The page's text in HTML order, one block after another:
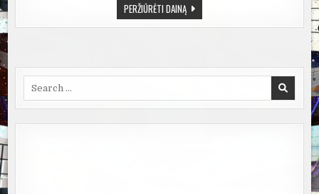
PERŽIŪRĖTI DAINĄNIKO
BARISAS
–